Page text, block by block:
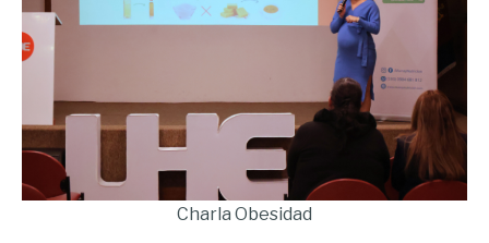
Charla Obesidad